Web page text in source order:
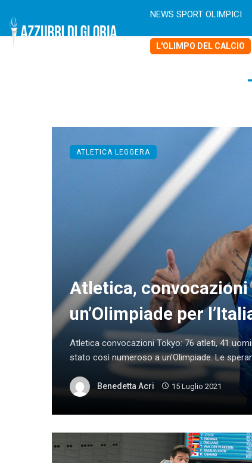
NEWS SPORT OLIMPICI
L'OLIMPO DEL CALCIO
Atletica,
un’Olimpiade per
Atletica convocazioni Tokyo: 76 atleti, 41
stato così numeroso a un’Olimpiade. Le
Benedetta Acri 15 Luglio 2021
ATLETICA LEGGERA